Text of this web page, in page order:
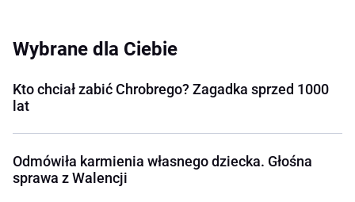
Wybrane dla Ciebie
Kto chciał zabić Chrobrego? Zagadka sprzed 1000
lat
Odmówiła karmienia własnego dziecka. Głośna
sprawa z Walencji